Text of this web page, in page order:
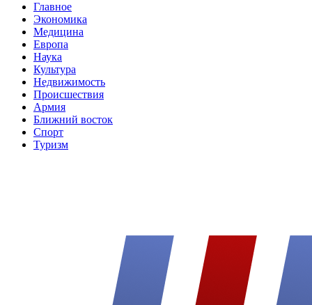
Главное
Экономика
Медицина
Европа
Наука
Культура
Недвижимость
Происшествия
Армия
Ближний восток
Спорт
Туризм